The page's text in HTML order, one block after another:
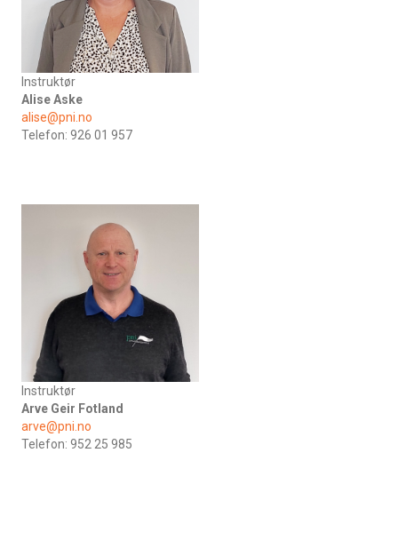
Instruktør
Alise Aske
alise@pni.no
Telefon: 926 01 957
Instruktør
Arve Geir Fotland
arve@pni.no
Telefon: 952 25 985